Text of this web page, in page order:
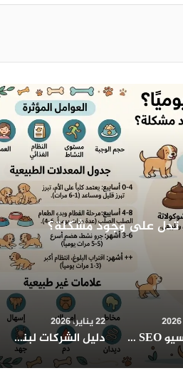
هندسة الـ Meta Description الاحترافي: الدليل الشامل لمضاعفة معدل النقر CTR
دليل الشركات لبناء حضور احترافي عبر تجهيز المعارض وقاعات المؤتمرات والكتالوجات الإلكترونية
21 يناير، 2026
دليل متكامل لبناء صورة احترافية للشركات من الشعار إلى المكاتب والبروشورات